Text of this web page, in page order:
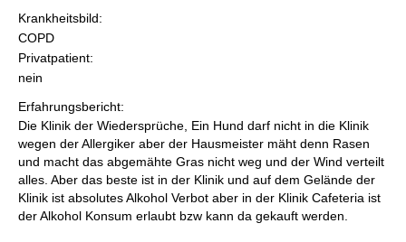
Krankheitsbild:
COPD
Privatpatient:
nein
Erfahrungsbericht:
Die Klinik der Wiedersprüche, Ein Hund darf nicht in die Klinik
wegen der Allergiker aber der Hausmeister mäht denn Rasen
und macht das abgemähte Gras nicht weg und der Wind verteilt
alles. Aber das beste ist in der Klinik und auf dem Gelände der
Klinik ist absolutes Alkohol Verbot aber in der Klinik Cafeteria ist
der Alkohol Konsum erlaubt bzw kann da gekauft werden.